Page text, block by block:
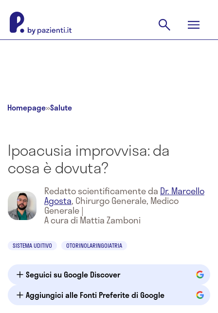
Homepage»Salute
Ipoacusia improvvisa: da
cosa è dovuta?
Redatto scientificamente da Dr. Marcello
Agosta, Chirurgo Generale, Medico
Generale|
A cura di Mattia Zamboni
SISTEMA UDITIVO OTORINOLARINGOIATRIA
Seguici su Google Discover
Aggiungici alle Fonti Preferite di Google